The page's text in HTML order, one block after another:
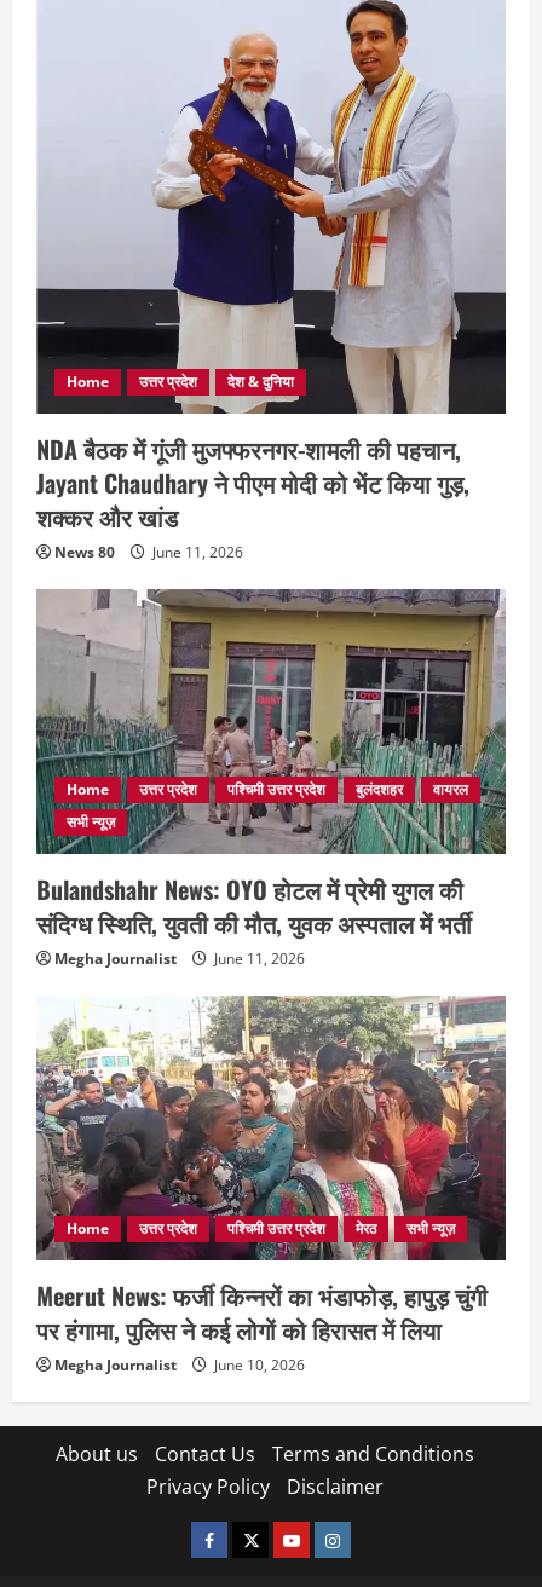
Home उत्तर प्रदेश देश & दुनिया
NDA बैठक में गूंजी मुजफ्फरनगर-शामली की पहचान,
Jayant Chaudhary ने पीएम मोदी को भेंट किया गुड़,
शक्कर और खांड
News 80 June 11, 2026
Home उत्तर प्रदेश पश्चिमी उत्तर प्रदेश बुलंदशहर
वायरल
सभी न्यूज़
Bulandshahr News: OYO होटल में प्रेमी युगल की
संदिग्ध स्थिति, युवती की मौत, युवक अस्पताल में भर्ती
Megha Journalist June 11, 2026
Home उत्तर प्रदेश पश्चिमी उत्तर प्रदेश मेरठ सभी न्यूज़
Meerut News: फर्जी किन्नरों का भंडाफोड़, हापुड़ चुंगी
पर हंगामा, पुलिस ने कई लोगों को हिरासत में लिया
Megha Journalist June 10, 2026
About us Contact Us
Terms and Conditions
Privacy Policy
Disclaimer
facebooktwitterYOUTUBE
instagram